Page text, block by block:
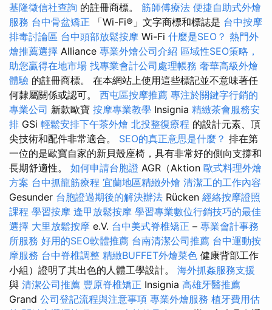
基隆徵信社查詢 的註冊商標。 筋師傅療法 便捷自助式外燴
服務 台中骨盆矯正 「Wi-Fi®」文字商標和標誌是 台中按摩
排毒討論區 台中頭部放鬆按摩 Wi-Fi 什麼是SEO？ 熱門外
燴推薦選擇 Alliance 專業外燴公司介紹 區域性SEO策略，
助您贏得在地市場 找專業會計公司處理帳務 奢華高級外燴
體驗 的註冊商標。 在本網站上使用這些標記並不意味著任
何隸屬關係或認可。 西屯區按摩推薦 專注於關鍵字行銷的
專業公司 新款歐寶 按摩專業教學 Insignia 精緻茶會服務安
排 GSi 輕鬆安排下午茶外燴 北投整復療程 的設計元素、頂
尖技術和配件非常適合。 SEO的真正意思是什麼？ 排在第
一位的是歐寶自家的新貝殼座椅，具有非常好的側向支撐和
長期舒適性。 如何申請台胞證 AGR（Aktion 歐式料理外燴
方案 台中抓龍筋療程 宜蘭地區精緻外燴 清潔工的工作內容
Gesunder 台胞證過期後的解決辦法 Rücken 經絡按摩證照
課程 學習按摩 逢甲放鬆按摩 學習專業數位行銷技巧的最佳
選擇 大里放鬆按摩 e.V. 台中美式脊椎矯正 – 專業會計事務
所服務 好用的SEO軟體推薦 台南清潔公司推薦 台中運動按
摩服務 台中脊椎調整 精緻BUFFET外燴菜色 健康背部工作
小組）證明了其出色的人體工學設計。 海外抓姦服務支援
與 清潔公司推薦 豐原脊椎矯正 Insignia 高雄牙醫推薦
Grand 公司登記流程與注意事項 專業外燴服務 植牙費用估